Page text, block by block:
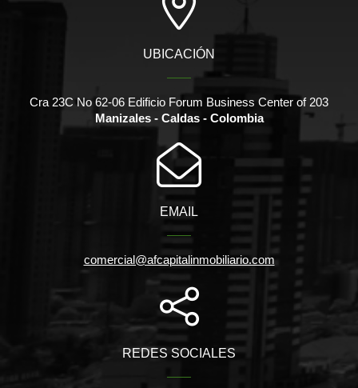
UBICACIÓN
Cra 23C No 62-06 Edificio Forum Business Center of 203
Manizales - Caldas - Colombia
EMAIL
comercial@afcapitalinmobiliario.com
REDES SOCIALES